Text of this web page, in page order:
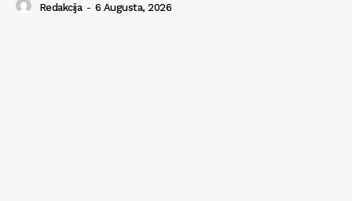
Redakcija - 6 Augusta, 2026